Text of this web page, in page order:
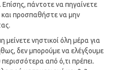
πάντοτε να πηγαίνετε
προσπαθήστε να μην
νηστικοί όλη μέρα για
δεν μπορούμε να ελέγξουμε
από ό,τι πρέπει.